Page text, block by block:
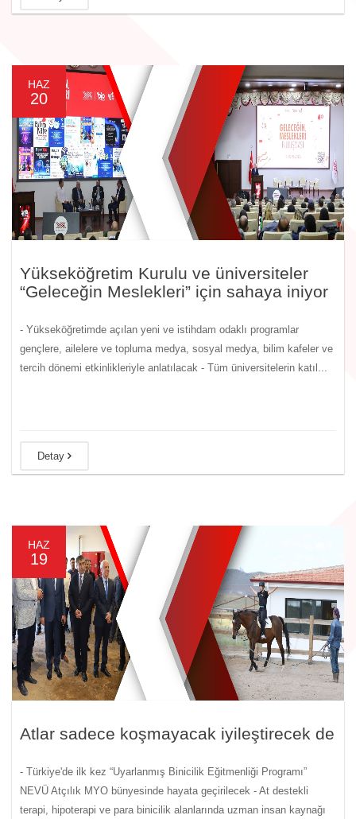
HAZ
20
Yükseköğretim Kurulu ve üniversiteler
“Geleceğin Meslekleri” için sahaya iniyor
- Yükseköğretimde açılan yeni ve istihdam odaklı programlar
gençlere, ailelere ve topluma medya, sosyal medya, bilim kafeler ve
tercih dönemi etkinlikleriyle anlatılacak - Tüm üniversitelerin katıl...
Detay
HAZ
19
Atlar sadece koşmayacak iyileştirecek de
- Türkiye'de ilk kez “Uyarlanmış Binicilik Eğitmenliği Programı”
NEVÜ Atçılık MYO bünyesinde hayata geçirilecek - At destekli
terapi, hipoterapi ve para binicilik alanlarında uzman insan kaynağı